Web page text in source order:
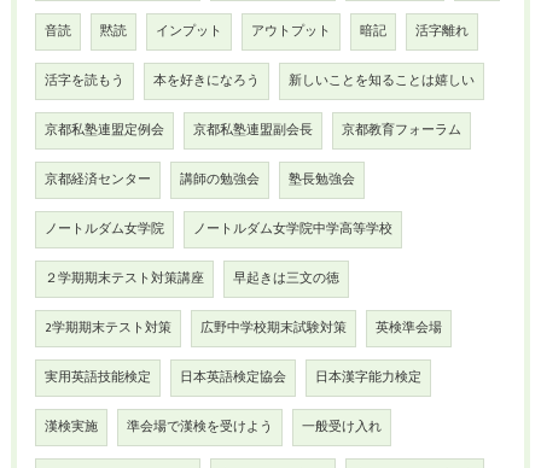
音読 黙読 インプット アウトプット 暗記 活字離れ
活字を読もう 本を好きになろう 新しいことを知ることは嬉しい
京都私塾連盟定例会 京都私塾連盟副会長 京都教育フォーラム
京都経済センター 講師の勉強会 塾長勉強会
ノートルダム女学院 ノートルダム女学院中学高等学校
２学期期末テスト対策講座 早起きは三文の徳
2学期期末テスト対策 広野中学校期末試験対策 英検準会場
実用英語技能検定 日本英語検定協会 日本漢字能力検定
漢検実施 準会場で漢検を受けよう 一般受け入れ